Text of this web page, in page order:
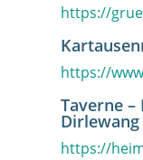
https://
https://
Taverne
Dirlewang
https://